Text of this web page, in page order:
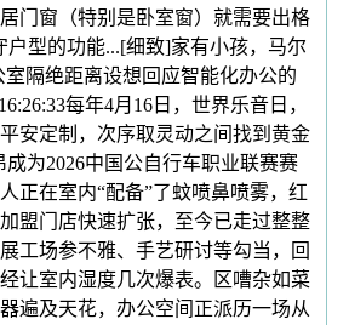
门窗（特别是卧室窗）就需要出格
户型的功能...[细致]家有小孩，马尔
室隔绝距离设想回应智能化办公的
每年4月16日，世界乐音日，
安定制，次序取灵动之间找到黄金
为2026中国公自行车职业联赛赛
正在室内“配备”了蚊喷鼻喷雾，红
盟门店快速扩张，至今已走过整整
工场参不雅、手艺研讨等勾当，回
让室内湿度几次爆表。区嘈杂如菜
遍及天花，办公空间正派历一场从